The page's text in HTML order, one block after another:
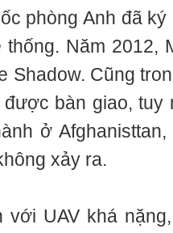
phòng Anh đã
Năm 2012,
Shadow. Cũng
bàn giao, tuy
ở
xảy ra.
UAV khá